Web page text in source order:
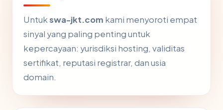
Untukswa-jkt.com kami menyoroti empat
sinyal yang paling penting untuk
kepercayaan: yurisdiksi hosting, validitas
sertifikat, reputasi registrar, dan usia
domain.